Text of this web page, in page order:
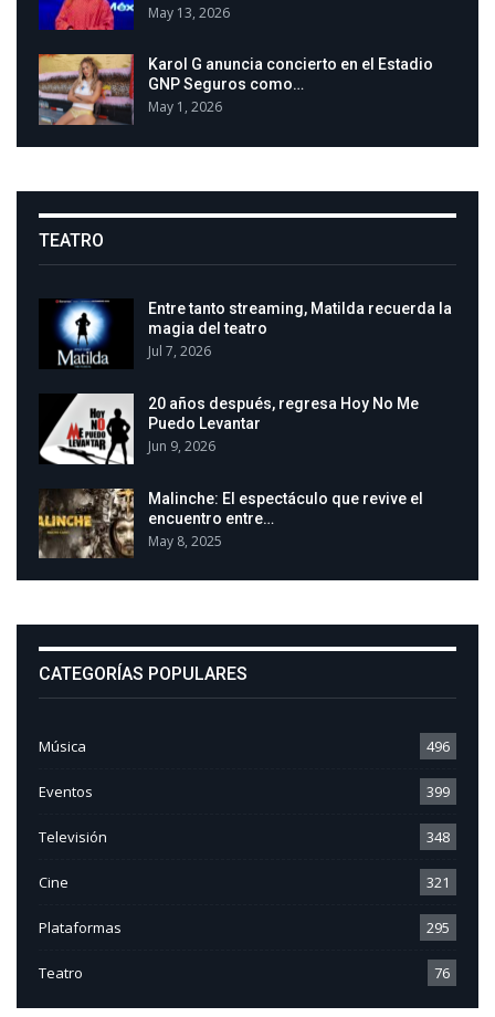
May 13, 2026
Karol G anuncia concierto en el Estadio
GNP Seguros como…
May 1, 2026
TEATRO
Entre tanto streaming, Matilda recuerda la
magia del teatro
Jul 7, 2026
20 años después, regresa Hoy No Me
Puedo Levantar
Jun 9, 2026
Malinche: El espectáculo que revive el
encuentro entre…
May 8, 2025
CATEGORÍAS POPULARES
Música 496
Eventos 399
Televisión 348
Cine 321
Plataformas 295
Teatro 76